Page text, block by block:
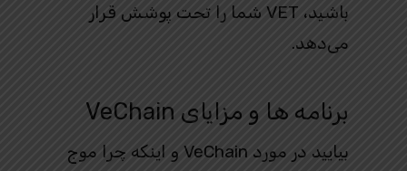
باشید، VET شما را تحت پوشش قرار
می‌دهد.
برنامه ها و مزایای VeChain
بیایید در مورد VeChain و اینکه چرا موج